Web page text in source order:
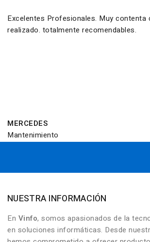
Excelentes Profesionales. Muy contenta
realizado. totalmente recomendables.
MERCEDES
Mantenimiento
NUESTRA INFORMACIÓN
En Vinfo, somos apasionados de la
en soluciones informáticas. Desde